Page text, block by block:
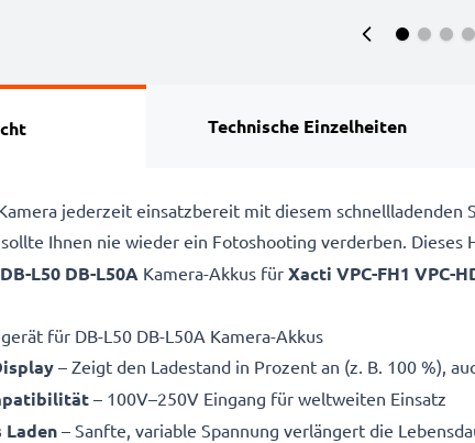
Technische Einzelheiten
jederzeit einsatzbereit mit diesem schnellladenden
Ihnen nie wieder ein Fotoshooting verderben. Dieses
DB-L50 DB-L50A Kamera-Akkus für Xacti VPC-FH1 VPC-
für DB-L50 DB-L50A Kamera-Akkus
– Zeigt den Ladestand in Prozent an (z. B. 100 %),
– 100V–250V Eingang für weltweiten Einsatz
– Sanfte, variable Spannung verlängert die